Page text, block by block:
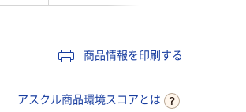
商品情報を印刷する
アスクル商品環境スコアとは